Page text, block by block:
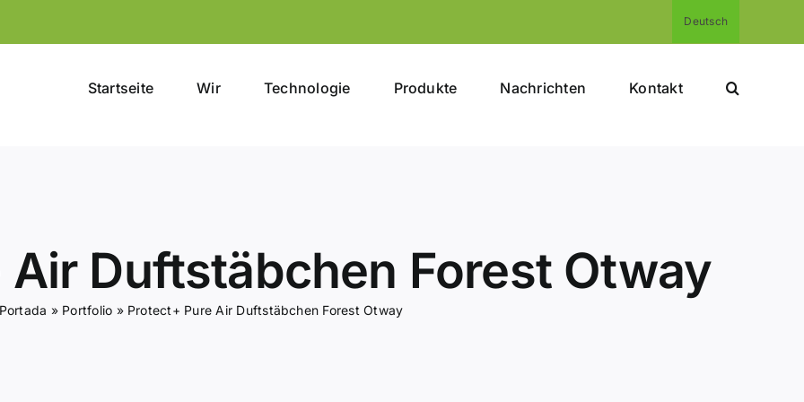
Deutsch
Startseite Wir Technologie Produkte Nachrichten Kontakt
Air Duftstäbchen Forest Otway
Portada » Portfolio » Protect+ Pure Air Duftstäbchen Forest Otway